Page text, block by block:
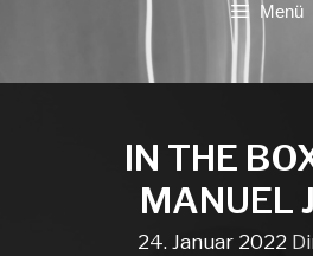
Menü
IN THE
MANUEL
24. Januar 2022